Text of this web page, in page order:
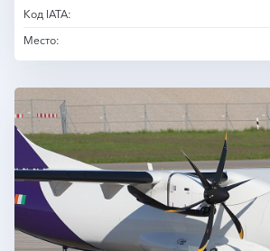
Код IATA:
Место: